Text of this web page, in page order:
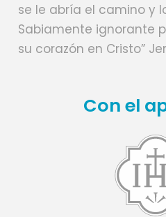
se le abría el camino y
Sabiamente ignorante
su corazón en Cristo”
Con el